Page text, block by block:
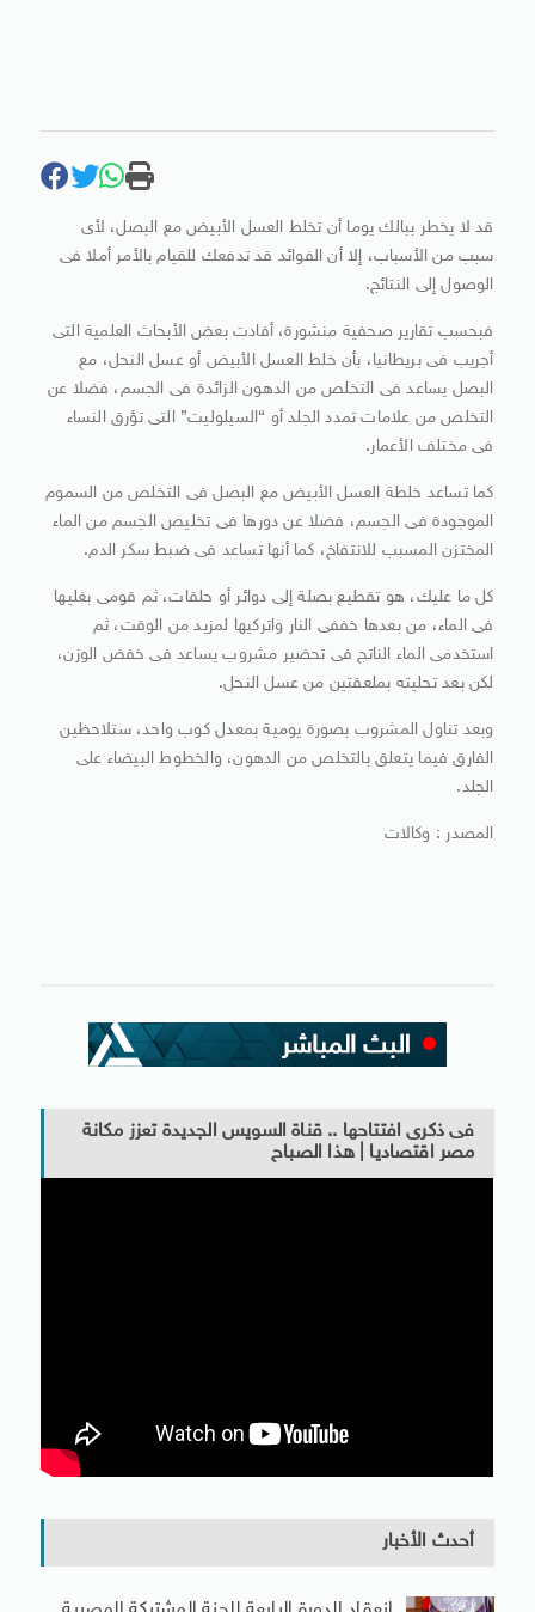
قد لا يخطر ببالك يوما أن تخلط العسل الأبيض مع البصل، لأى
سبب من الأسباب، إلا أن الفوائد قد تدفعك للقيام بالأمر أملا فى
الوصول إلى النتائج.
فبحسب تقارير صحفية منشورة، أفادت بعض الأبحاث العلمية التى
أجريب فى بريطانيا، بأن خلط العسل الأبيض أو عسل النحل، مع
البصل يساعد فى التخلص من الدهون الزائدة فى الجسم، فضلا عن
التخلص من علامات تمدد الجلد أو “السيلوليت” التى تؤرق النساء
فى مختلف الأعمار.
كما تساعد خلطة العسل الأبيض مع البصل فى التخلص من السموم
الموجودة فى الجسم، فضلا عن دورها فى تخليص الجسم من الماء
المختزن المسبب للانتفاخ، كما أنها تساعد فى ضبط سكر الدم.
كل ما عليك، هو تقطيع بصلة إلى دوائر أو حلقات، ثم قومى بغليها
فى الماء، من بعدها خففى النار واتركيها لمزيد من الوقت، ثم
استخدمى الماء الناتج فى تحضير مشروب يساعد فى خفض الوزن،
لكن بعد تحليته بملعقتين من عسل النحل.
وبعد تناول المشروب بصورة يومية بمعدل كوب واحد، ستلاحظين
الفارق فيما يتعلق بالتخلص من الدهون، والخطوط البيضاء على
الجلد.
المصدر : وكالات
فى ذكرى افتتاحها .. قناة السويس الجديدة تعزز مكانة
مصر اقتصاديا | هذا الصباح
أحدث الأخبار